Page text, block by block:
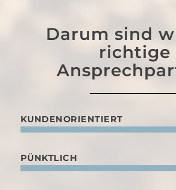
Darum sind
richtige
KUNDENORIENTIERT
PÜNKTLICH